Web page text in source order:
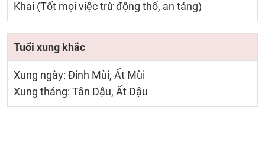
Khai (Tốt mọi việc trừ động thổ, an táng)
Tuổi xung khắc
Xung ngày: Đinh Mùi, Ất Mùi
Xung tháng: Tân Dậu, Ất Dậu